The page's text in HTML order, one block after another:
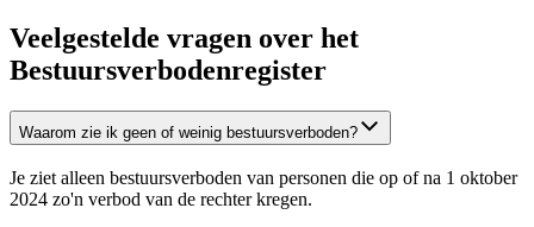
Veelgestelde vragen over het
Bestuursverbodenregister
Waarom zie ik geen of weinig bestuursverboden?
Je ziet alleen bestuursverboden van personen die op of na 1 oktober
2024 zo'n verbod van de rechter kregen.